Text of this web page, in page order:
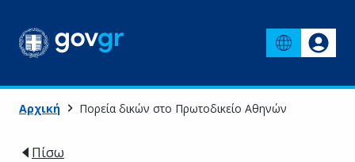
Αρχική Πορεία δικών στο Πρωτοδικείο Αθηνών
Πίσω